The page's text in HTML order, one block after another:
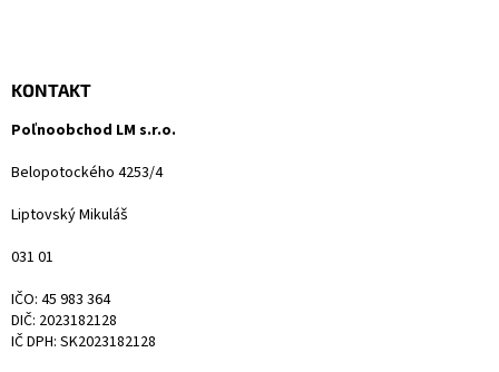
KONTAKT
Poľnoobchod LM s.r.o.
Belopotockého 4253/4
Liptovský Mikuláš
031 01
IČO: 45 983 364
DIČ: 2023182128
IČ DPH: SK2023182128